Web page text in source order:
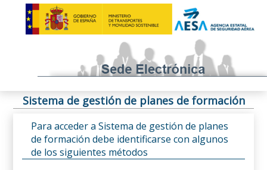
Sistema de gestión de planes de formación
Para acceder a Sistema de gestión de planes
de formación debe identificarse con algunos
de los siguientes métodos